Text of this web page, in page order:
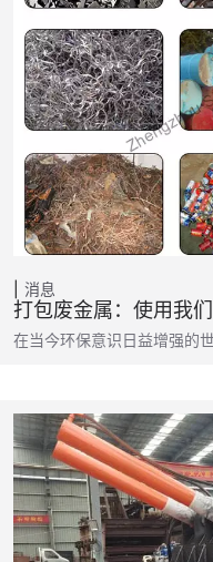
消息
打包废金属：使用我
在当今环保意识日益增强的